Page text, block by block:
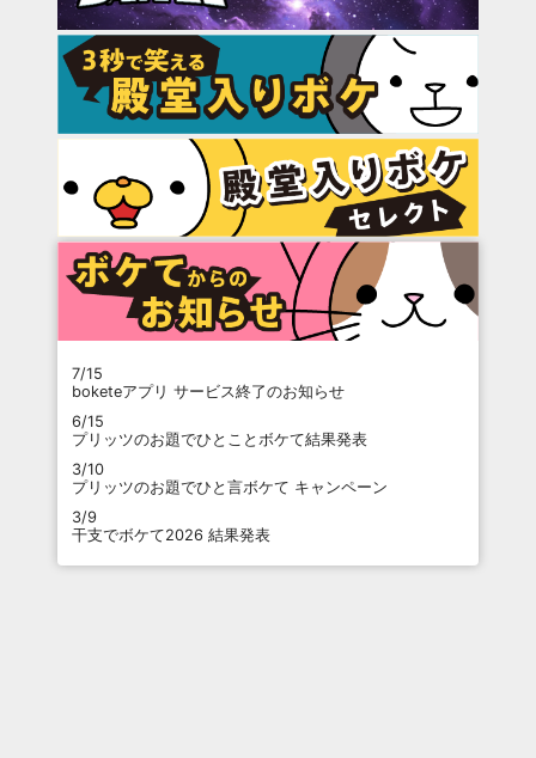
7/15
boketeアプリ サービス終了のお知らせ
6/15
プリッツのお題でひとことボケて結果発表
3/10
プリッツのお題でひと言ボケて キャンペーン
3/9
干支でボケて2026 結果発表